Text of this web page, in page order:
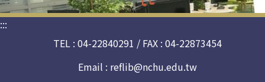
:::
TEL : 04-22840291 / FAX : 04-22873454
Email : reflib@nchu.edu.tw